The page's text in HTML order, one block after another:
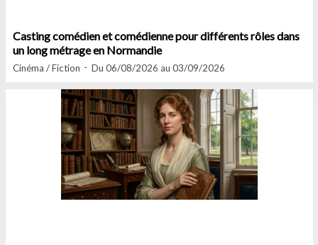
Casting comédien et comédienne pour différents rôles dans
un long métrage en Normandie
Cinéma / Fiction Du 06/08/2026 au 03/09/2026